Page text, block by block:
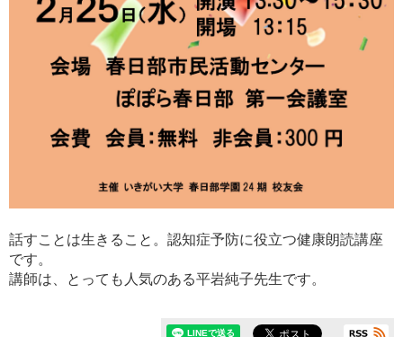
話すことは生きること。認知症予防に役立つ健康朗読講座
です。
講師は、とっても人気のある平岩純子先生です。